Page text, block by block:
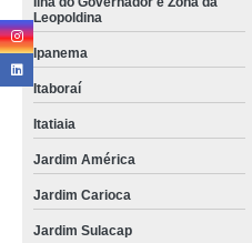
Leopoldina
Ipanema
Itaboraí
Itatiaia
Jardim América
Jardim Carioca
Jardim Sulacap